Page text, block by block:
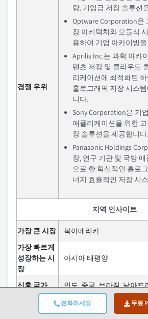
전화하세요 무료
경쟁 우위
량, 기업급 저장 솔루션
Optware Corporation은
장 아키텍처와 모듈식
용하여 기업 아카이빙
Aprilis Inc.는 과학 아카
텐츠 저장 및 클라우드
리케이션에 최적화된
홀로그래픽 저장 시스
니다.
Sony Corporation은 기
애플리케이션을 위한
장 솔루션을 제공합니다.
Panasonic Holdings
장, 연구 기관 및 국방
으로 한 혁신적인 홀로
너지 효율적인 저장 시
지역 인사이트
가장 큰 시장
북아메리카
가장 빠르게
성장하는 시
장
아시아 태평양
신흥 국가 인도, 중국, 브라질, 남아프
홀로그래픽 데이터 저장
에서 지속적인 장기 성